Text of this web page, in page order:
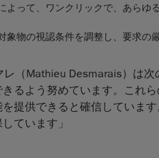
よって、ワンクリックで、あらゆ
象物の視認条件を調整し、要求の
（Mathieu Desmarais）は
るよう努めています。これ
提供できると確信していま
ています」